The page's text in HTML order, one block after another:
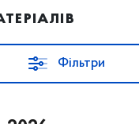
Фільтри